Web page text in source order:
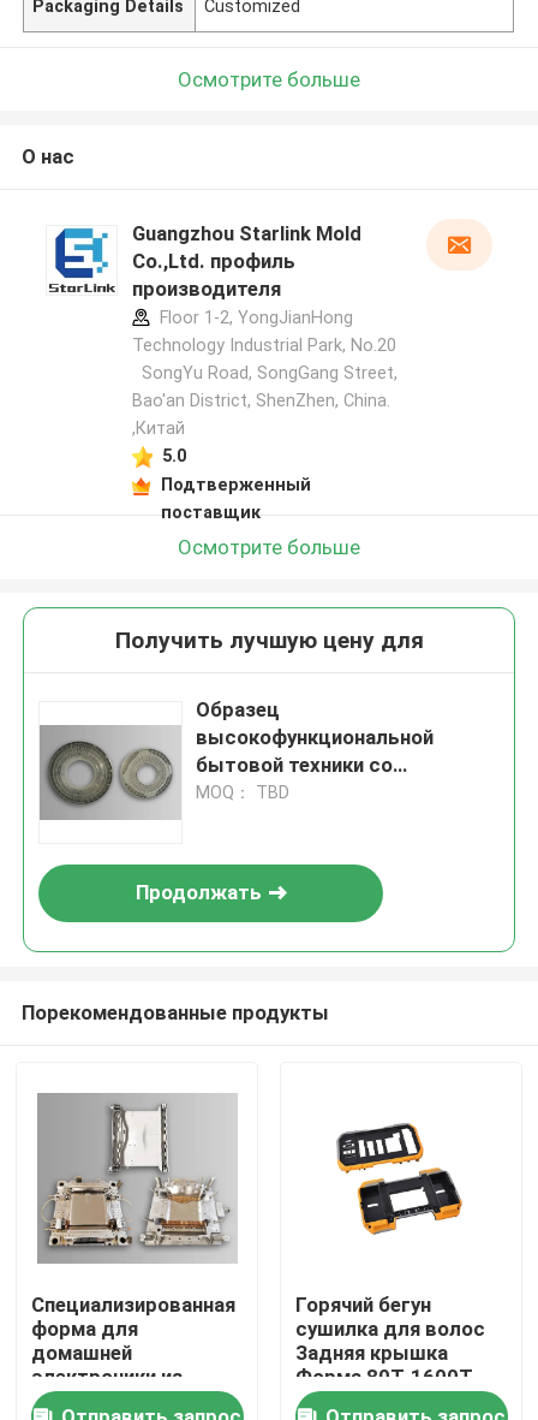
Домой
Продукция
VR Шоу
Packaging Details Customized
Осмотрите больше
О нас
Guangzhou Starlink Mold
Co.,Ltd. профиль
производителя
Floor 1-2, YongJianHong
Technology Industrial Park, No.20
SongYu Road, SongGang Street,
Bao'an District, ShenZhen, China.
,Китай
5.0
Подтверженный
поставщик
Осмотрите больше
Получить лучшую цену для
Образец
высокофункциональной
бытовой техники со
стандартом
MOQ： TBD
Продолжать
Порекомендованные продукты
Специализированная
форма для
домашней
электроники из
стали для холодной
Горячий бегун
сушилка для волос
Задняя крышка
Форма 80T-1600T
Стальная форма для